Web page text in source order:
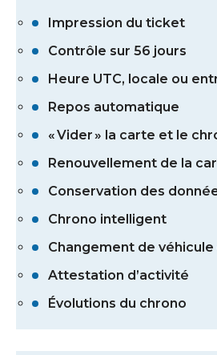
Impression du ticket
Contrôle sur 56 jours
Heure UTC, locale ou
Repos automatique
« Vider » la carte et le
Renouvellement de la
Conservation des
Chrono intelligent
Changement de
Attestation d’activité
Évolutions du chrono